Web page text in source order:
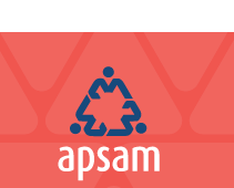
explicatives!
vidéos sur les